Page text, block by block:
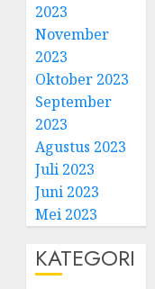
2023
November
2023
Oktober 2023
September
2023
Agustus 2023
Juli 2023
Juni 2023
Mei 2023
KATEGORI